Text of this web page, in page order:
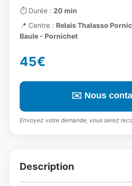
⏱️Durée : 20 min
📍 Centre : Relais Thalasso
Baule - Pornichet
45€
✉️ Nous
Envoyez votre demande, vous serez
Description